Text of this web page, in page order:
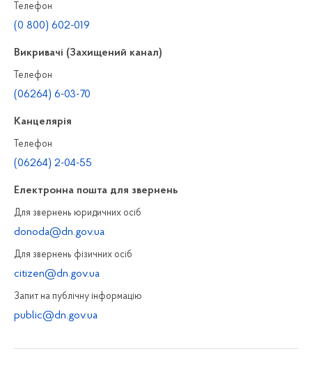
Телефон
(0 800) 602-019
Викривачі (Захищений канал)
Телефон
(06264) 6-03-70
Канцелярiя
Телефон
(06264) 2-04-55
Електронна пошта для звернень
Для звернень юридичних осiб
donoda@dn.gov.ua
Для звернень фізичних осiб
citizen@dn.gov.ua
Запит на публiчну інформацiю
public@dn.gov.ua